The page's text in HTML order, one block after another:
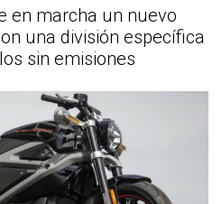
en marcha un nuevo
una división específica
sin emisiones